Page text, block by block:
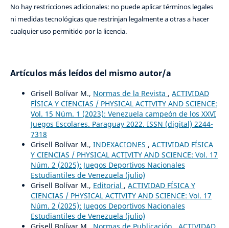
No hay restricciones adicionales: no puede aplicar términos legales
ni medidas tecnológicas que restrinjan legalmente a otras a hacer
cualquier uso permitido por la licencia.
Artículos más leídos del mismo autor/a
Grisell Bolívar M., Normas de la Revista , ACTIVIDAD
FÍSICA Y CIENCIAS / PHYSICAL ACTIVITY AND SCIENCE:
Vol. 15 Núm. 1 (2023): Venezuela campeón de los XXVI
Juegos Escolares. Paraguay 2022. ISSN (digital) 2244-
7318
Grisell Bolívar M., INDEXACIONES , ACTIVIDAD FÍSICA
Y CIENCIAS / PHYSICAL ACTIVITY AND SCIENCE: Vol. 17
Núm. 2 (2025): Juegos Deportivos Nacionales
Estudiantiles de Venezuela (julio)
Grisell Bolívar M., Editorial , ACTIVIDAD FÍSICA Y
CIENCIAS / PHYSICAL ACTIVITY AND SCIENCE: Vol. 17
Núm. 2 (2025): Juegos Deportivos Nacionales
Estudiantiles de Venezuela (julio)